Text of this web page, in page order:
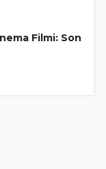
Filmi: Son